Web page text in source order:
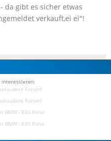
- da gibt es sicher etwas
verkauft,ei ei"!
interessieren:
Forum)
Forum)
BMW - E39 Forum)
ei
BMW - E36 Forum)